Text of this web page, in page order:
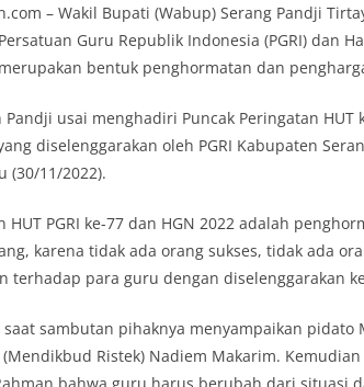
– Wakil Bupati (Wabup) Serang Pandji
Guru Republik Indonesia (PGRI) dan
bentuk penghormatan dan
usai menghadiri Puncak Peringatan HUT
diselenggarakan oleh PGRI Kabupaten
(30/11/2022).
HUT PGRI ke-77 dan HGN 2022 adalah
karena tidak ada orang sukses, tidak ada
terhadap para guru dengan diselenggarakan
saat sambutan pihaknya menyampaikan
(Mendikbud Ristek) Nadiem Makarim.